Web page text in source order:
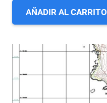
AÑADIR AL CARRITO